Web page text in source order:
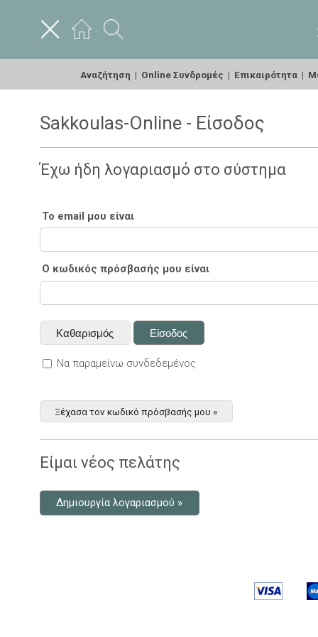
Αναζήτηση | Online Συνδρομές | Επικαιρότητα |
Sakkoulas-Online - Είσοδος
Έχω ήδη λογαριασμό στο σύστημα
Το email μου είναι
Ο κωδικός πρόσβασής μου είναι
Να παραμείνω συνδεδεμένος
Ξέχασα τον κωδικό πρόσβασής μου »
Είμαι νέος πελάτης
Δημιουργία λογαριασμού »